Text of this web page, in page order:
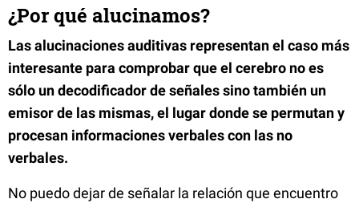
¿Por qué alucinamos?
Las alucinaciones auditivas representan el caso más
interesante para comprobar que el cerebro no es
sólo un decodificador de señales sino también un
emisor de las mismas, el lugar donde se permutan y
procesan informaciones verbales con las no
verbales.
No puedo dejar de señalar la relación que encuentro